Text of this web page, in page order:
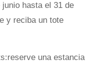
hasta el 31 de
y reciba un tote
una estancia